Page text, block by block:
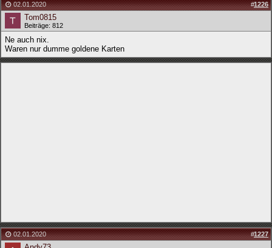
02.01.2020 #1226
Tom0815
Beiträge: 812
Ne auch nix.
Waren nur dumme goldene Karten
02.01.2020 #1227